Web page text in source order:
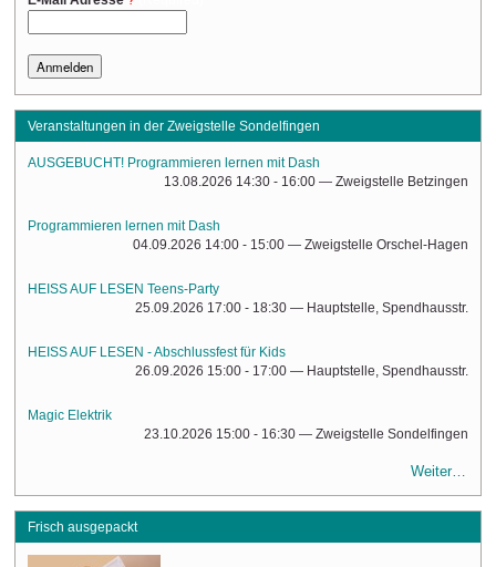
Veranstaltungen in der Zweigstelle Sondelfingen
AUSGEBUCHT! Programmieren lernen mit Dash
13.08.2026 14:30 - 16:00 — Zweigstelle Betzingen
Programmieren lernen mit Dash
04.09.2026 14:00 - 15:00 — Zweigstelle Orschel-Hagen
HEISS AUF LESEN Teens-Party
25.09.2026 17:00 - 18:30 — Hauptstelle, Spendhausstr.
HEISS AUF LESEN - Abschlussfest für Kids
26.09.2026 15:00 - 17:00 — Hauptstelle, Spendhausstr.
Magic Elektrik
23.10.2026 15:00 - 16:30 — Zweigstelle Sondelfingen
Weiter…
Frisch ausgepackt